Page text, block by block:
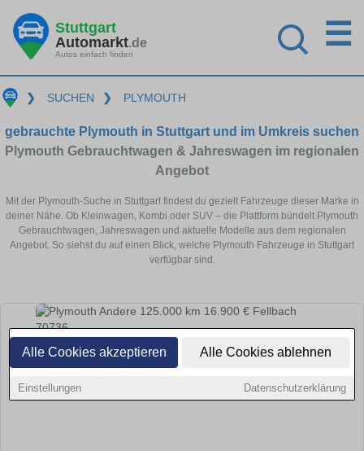
Alle Cookies akzeptieren Alle Cookies ablehnen
Einstellungen Datenschutzerklärung
Stuttgart
Automarkt.de
Autos einfach finden
☰
❯ SUCHEN ❯ PLYMOUTH
gebrauchte Plymouth in Stuttgart und im Umkreis suchen
Plymouth Gebrauchtwagen & Jahreswagen im regionalen
Angebot
Mit der Plymouth-Suche in Stuttgart findest du gezielt Fahrzeuge dieser Marke in
deiner Nähe. Ob Kleinwagen, Kombi oder SUV – die Plattform bündelt Plymouth
Gebrauchtwagen, Jahreswagen und aktuelle Modelle aus dem regionalen
Angebot. So siehst du auf einen Blick, welche Plymouth Fahrzeuge in Stuttgart
verfügbar sind.